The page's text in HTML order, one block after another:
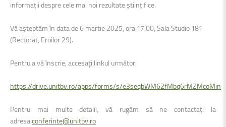
informații despre cele mai noi rezultate științifice.
Vă așteptăm în data de 6 martie 2025, ora 17.00, Sala Studio 181
(Rectorat, Eroilor 29).
Pentru a vă înscrie, accesați linkul următor:
https://drive.unitbv.ro/apps/forms/s/e3seqbWM62fMbq6rMZMcoMin
Pentru mai multe detalii, vă rugăm să ne contactați la
adresa:conferinte@unitbv.ro